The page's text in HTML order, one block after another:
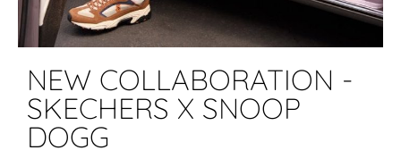
NEW COLLABORATION -
SKECHERS X SNOOP
DOGG